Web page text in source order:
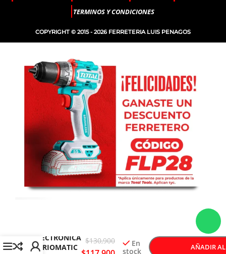
TERMINOS Y CONDICIONES
COPYRIGHT © 2015 - 2026 FERRETERIA LUIS PENAGOS
ELECTRONICA
VARIOMATIC
$130,900
En
stock
AÑADIR AL